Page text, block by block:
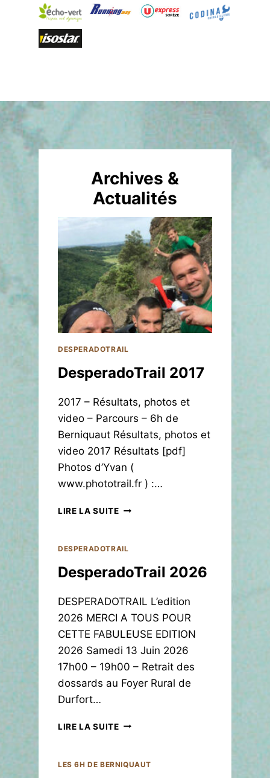
Archives &
Actualités
DESPERADOTRAIL
DesperadoTrail 2017
2017 – Résultats, photos et
video – Parcours – 6h de
Berniquaut Résultats, photos et
video 2017 Résultats [pdf]
Photos d’Yvan (
www.phototrail.fr ) :…
LIRE LA SUITED
P
R
D
T
R
A
L
2
7
DESPERADOTRAIL
DesperadoTrail 2026
DESPERADOTRAIL L’edition
2026 MERCI A TOUS POUR
CETTE FABULEUSE EDITION
2026 Samedi 13 Juin 2026
17h00 – 19h00 – Retrait des
dossards au Foyer Rural de
Durfort…
LIRE LA SUITED
P
LES 6H DE BERNIQUAUT